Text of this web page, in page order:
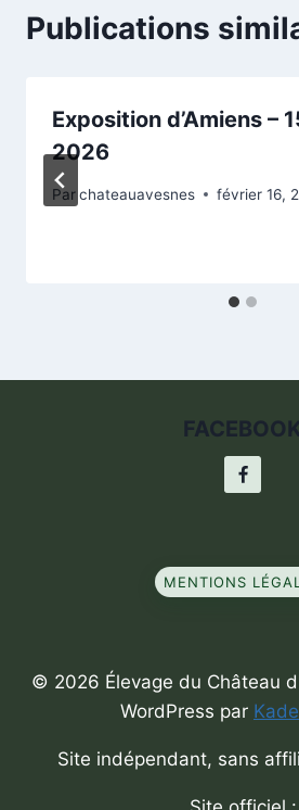
Publications
Exposition d’Amiens –
2026
Parchateauavesnes février 16,
MENTIONS
© 2026 Élevage du Château
WordPress par
Site indépendant, sans